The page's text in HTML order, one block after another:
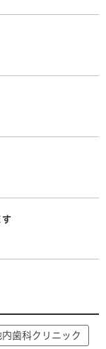
す
歯科クリニック